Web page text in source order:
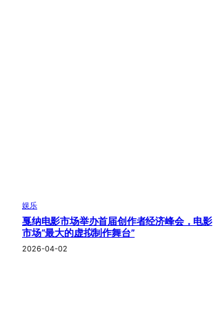
娱乐
戛纳电影市场举办首届创作者经济峰会，电影
市场“最大的虚拟制作舞台”
2026-04-02